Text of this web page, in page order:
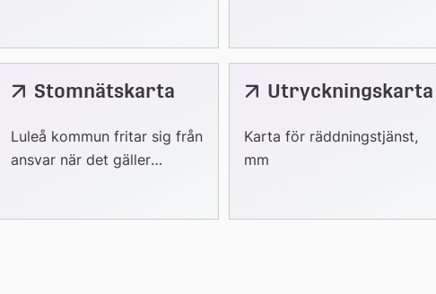
Länk
extern
webbplats
Stomnätskarta
Luleå kommun fritar sig från
ansvar när det gäller
Utryckningskarta
Karta för räddningstjänst,
mm